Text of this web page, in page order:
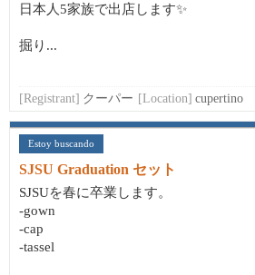
日本人5家族で出店します✨
掘り...
[Registrant] クーパー [Location] cupertino
Estoy buscando
SJSU Graduation セット
SJSUを春に卒業します。
-gown
-cap
-tassel